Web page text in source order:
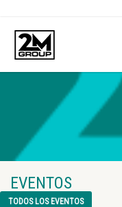
EVENTOS
TODOS LOS EVENTOS